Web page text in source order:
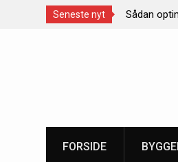
Seneste nyt
optimerer du produktionen med et
FORSIDE